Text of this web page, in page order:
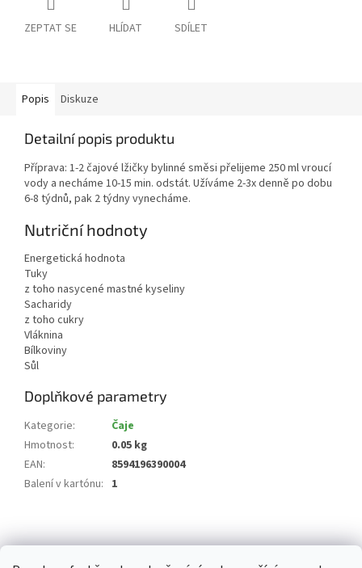
ZEPTAT SE HLÍDAT SDÍLET
Popis Diskuze
Detailní popis produktu
Příprava: 1-2 čajové lžičky bylinné směsi přelijeme 250 ml vroucí
vody a necháme 10-15 min. odstát. Užíváme 2-3x denně po dobu
6-8 týdnů, pak 2 týdny vynecháme.
Nutriční hodnoty
Energetická hodnota
Tuky
z toho nasycené mastné kyseliny
Sacharidy
z toho cukry
Vláknina
Bílkoviny
Sůl
Doplňkové parametry
Kategorie:
Čaje
Hmotnost:
0.05 kg
EAN:
8594196390004
Balení v kartónu: 1
á